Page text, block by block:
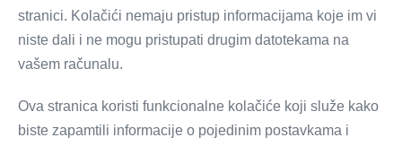
stranici. Kolačići nemaju pristup informacijama koje im vi
niste dali i ne mogu pristupati drugim datotekama na
vašem računalu.
Ova stranica koristi funkcionalne kolačiće koji služe kako
biste zapamtili informacije o pojedinim postavkama i